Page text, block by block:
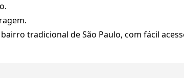
tradicional de São Paulo, com fácil